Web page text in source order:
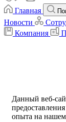
Главная
Новости
Компания
Данный веб-
опыта на нашем